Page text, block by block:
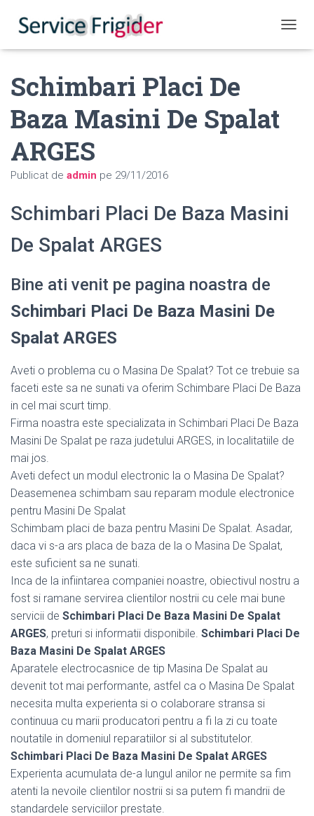
Schimbari Placi De
Baza Masini De Spalat
ARGES
Publicat de admin pe 29/11/2016
Schimbari Placi De Baza Masini
De Spalat ARGES
Bine ati venit pe pagina noastra de
Schimbari Placi De Baza Masini De
Spalat ARGES
Aveti o problema cu o Masina De Spalat? Tot ce trebuie sa
faceti este sa ne sunati va oferim Schimbare Placi De Baza
in cel mai scurt timp.
Firma noastra este specializata in Schimbari Placi De Baza
Masini De Spalat pe raza judetului ARGES, in localitatiile de
mai jos.
Aveti defect un modul electronic la o Masina De Spalat?
Deasemenea schimbam sau reparam module electronice
pentru Masini De Spalat
Schimbam placi de baza pentru Masini De Spalat. Asadar,
daca vi s-a ars placa de baza de la o Masina De Spalat,
este suficient sa ne sunati.
Inca de la infiintarea companiei noastre, obiectivul nostru a
fost si ramane servirea clientilor nostrii cu cele mai bune
servicii de Schimbari Placi De Baza Masini De Spalat
ARGES, preturi si informatii disponibile. Schimbari Placi De
Baza Masini De Spalat ARGES
Aparatele electrocasnice de tip Masina De Spalat au
devenit tot mai performante, astfel ca o Masina De Spalat
necesita multa experienta si o colaborare stransa si
continuua cu marii producatori pentru a fi la zi cu toate
noutatile in domeniul reparatiilor si al substitutelor.
Schimbari Placi De Baza Masini De Spalat ARGES
Experienta acumulata de-a lungul anilor ne permite sa fim
atenti la nevoile clientilor nostrii si sa putem fi mandrii de
standardele serviciilor prestate.